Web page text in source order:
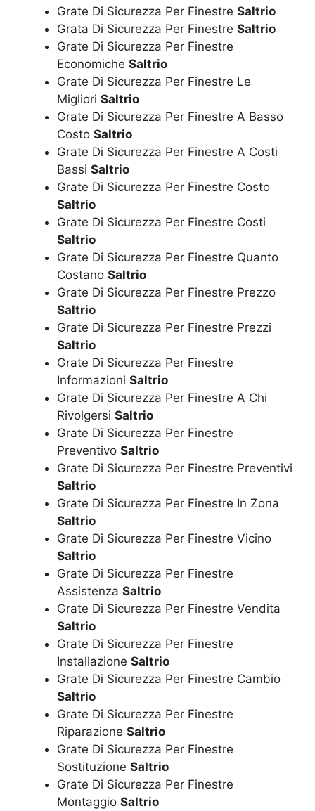
Grate Di Sicurezza Per Finestre Saltrio
Grata Di Sicurezza Per Finestre Saltrio
Grate Di Sicurezza Per Finestre
Economiche Saltrio
Grate Di Sicurezza Per Finestre Le
Migliori Saltrio
Grate Di Sicurezza Per Finestre A Basso
Costo Saltrio
Grate Di Sicurezza Per Finestre A Costi
Bassi Saltrio
Grate Di Sicurezza Per Finestre Costo
Saltrio
Grate Di Sicurezza Per Finestre Costi
Saltrio
Grate Di Sicurezza Per Finestre Quanto
Costano Saltrio
Grate Di Sicurezza Per Finestre Prezzo
Saltrio
Grate Di Sicurezza Per Finestre Prezzi
Saltrio
Grate Di Sicurezza Per Finestre
Informazioni Saltrio
Grate Di Sicurezza Per Finestre A Chi
Rivolgersi Saltrio
Grate Di Sicurezza Per Finestre
Preventivo Saltrio
Grate Di Sicurezza Per Finestre Preventivi
Saltrio
Grate Di Sicurezza Per Finestre In Zona
Saltrio
Grate Di Sicurezza Per Finestre Vicino
Saltrio
Grate Di Sicurezza Per Finestre
Assistenza Saltrio
Grate Di Sicurezza Per Finestre Vendita
Saltrio
Grate Di Sicurezza Per Finestre
Installazione Saltrio
Grate Di Sicurezza Per Finestre Cambio
Saltrio
Grate Di Sicurezza Per Finestre
Riparazione Saltrio
Grate Di Sicurezza Per Finestre
Sostituzione Saltrio
Grate Di Sicurezza Per Finestre
Montaggio Saltrio